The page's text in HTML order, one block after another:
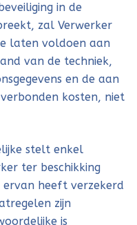
in de
zal Verwerker
laten voldoen aan
van de techniek,
en de aan
kosten, niet
stelt enkel
ter beschikking
ervan heeft verzekerd
zijn
is